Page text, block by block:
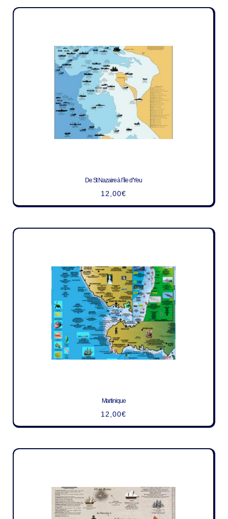
De St Nazaire à l’île d’Yeu
12,00€
Martinique
12,00€